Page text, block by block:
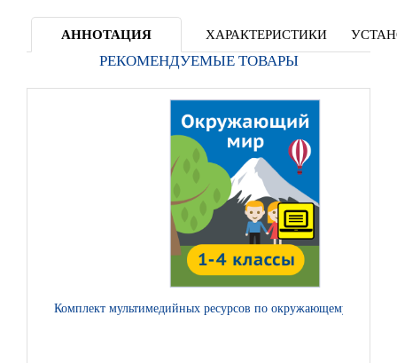
АННОТАЦИЯ ХАРАКТЕРИСТИКИ
РЕКОМЕНДУЕМЫЕ ТОВАРЫ
Комплект мультимедийных ресурсов по окружающему миру.